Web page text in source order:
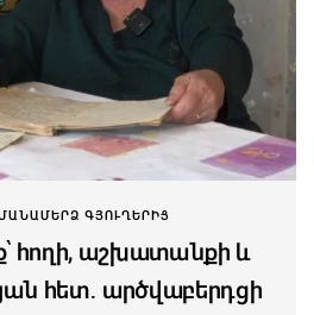
ԳՅՈՒՂԵՐԻՑ
հողի, աշխատանքի և
հետ․ արծվաբերդցի